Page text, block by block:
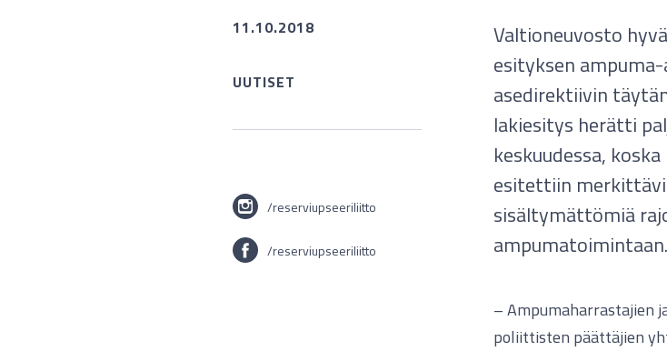
11.10.2018
UUTISET
/reserviupseeriliitto
/reserviupseeriliitto
Valtioneuvosto
esityksen
asedirektiivin
lakiesitys herätti
keskuudessa,
esitettiin
sisältymättömiä
ampumatoimintaan.
– Ampumaharrastajien
poliittisten päättäjien